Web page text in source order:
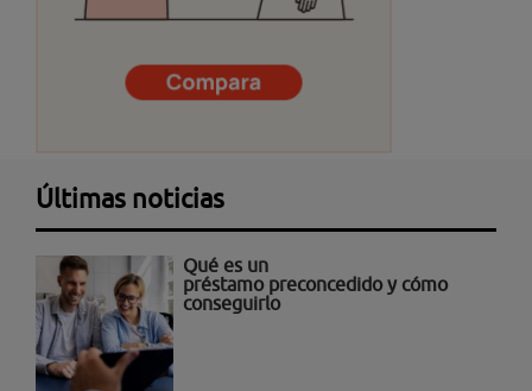
Últimas noticias
Qué es un
préstamo preconcedido y cómo
conseguirlo